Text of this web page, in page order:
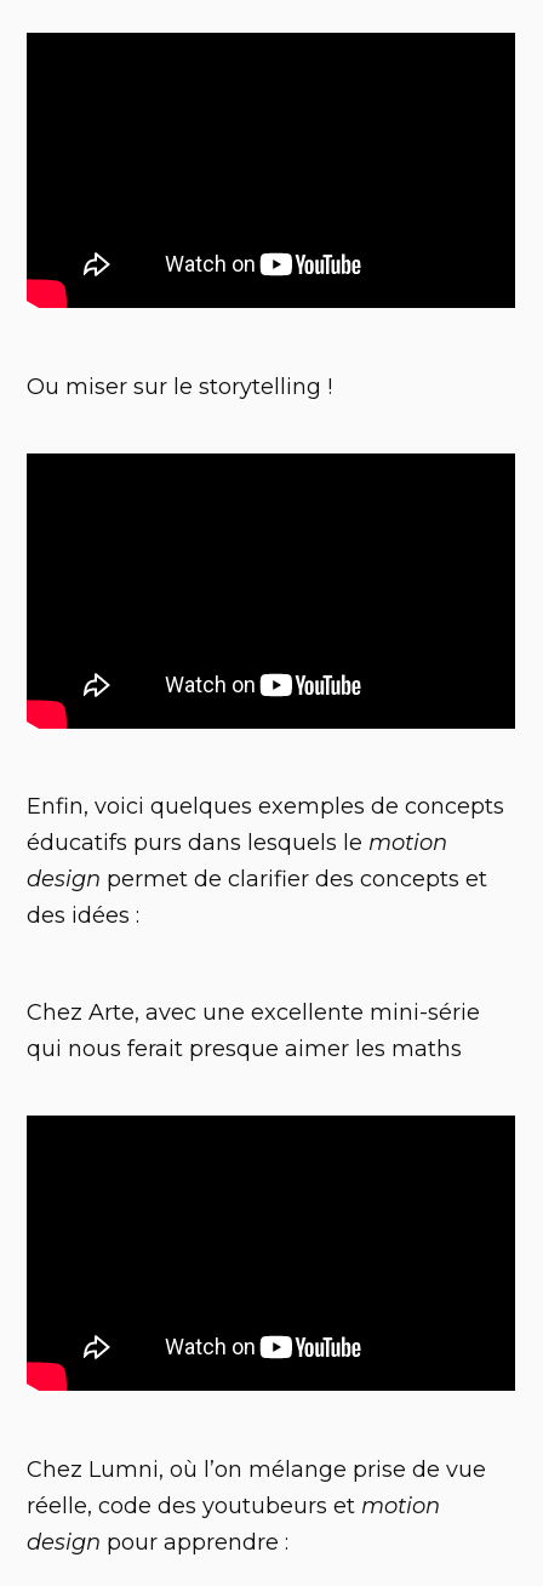
Ou miser sur le storytelling !
Enfin, voici quelques exemples de concepts
éducatifs purs dans lesquels le motion
design permet de clarifier des concepts et
des idées :
Chez Arte, avec une excellente mini-série
qui nous ferait presque aimer les maths
Chez Lumni, où l’on mélange prise de vue
réelle, code des youtubeurs et motion
design pour apprendre :